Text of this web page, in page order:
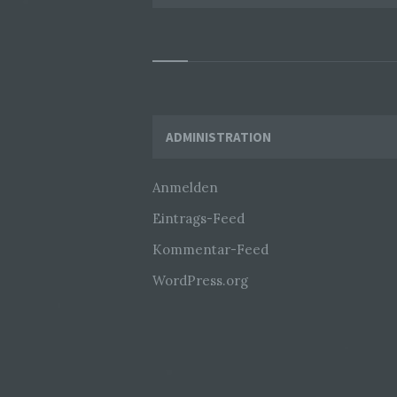
Widgets
ADMINISTRATION
Anmelden
Eintrags-Feed
Kommentar-Feed
WordPress.org